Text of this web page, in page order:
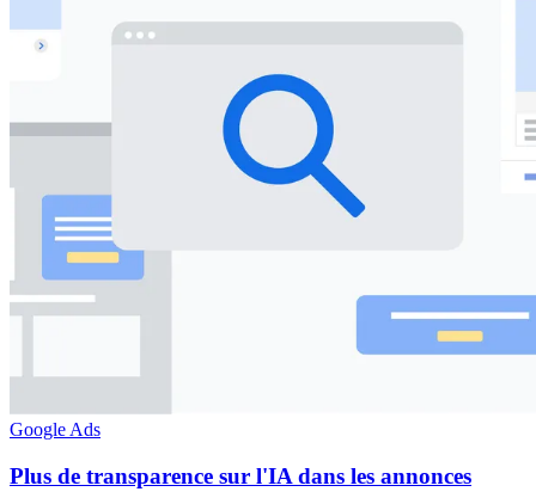
Google Ads
Plus de transparence sur l'IA dans les annonces